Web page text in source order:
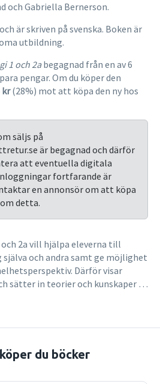
och Gabriella Bernerson.
är skriven på svenska. Boken är
utbildning.
1 och 2abegagnad från en av 6
pengar. Om du köper den
kr(28%) mot att köpa den ny hos
säljs på
är begagnad och därför
att eventuella digitala
fortfarande är
en annonsör om att köpa
detta.
2a vill hjälpa eleverna till
och andra samt ge möjlighet
Därför visar
sätter in teorier och kunskaper i
i vår samtid. Till stöd för
och bilder. Boken vill väcka
ges möjlighet att förstå
de växte fram. Ur innehållet:
du böcker